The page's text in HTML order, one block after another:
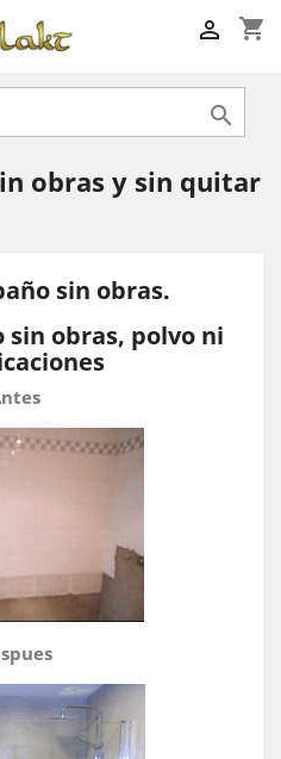
shopping_cart


obras y sin quitar
sin obras.
sin obras, polvo ni